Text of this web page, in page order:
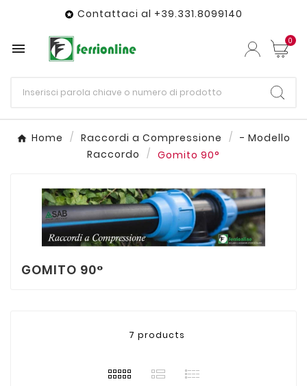
 Contattaci al +39.331.8099140
 0
Home Raccordi a Compressione
- Modello
Raccordo
Gomito 90°
GOMITO 90°
7 products